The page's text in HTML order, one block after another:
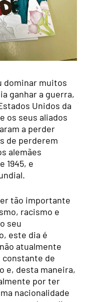
dominar muitos
ganhar a guerra,
Unidos da
os seus aliados
a perder
de perderem
alemães
1945, e
tão importante
racismo e
seu
este dia é
atualmente
constante de
e, desta maneira,
por ter
nacionalidade